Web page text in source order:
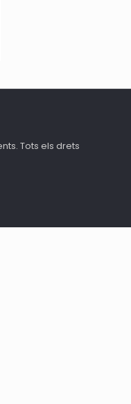
Tots els drets